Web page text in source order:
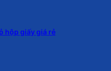
hộp giấy giá rẻ